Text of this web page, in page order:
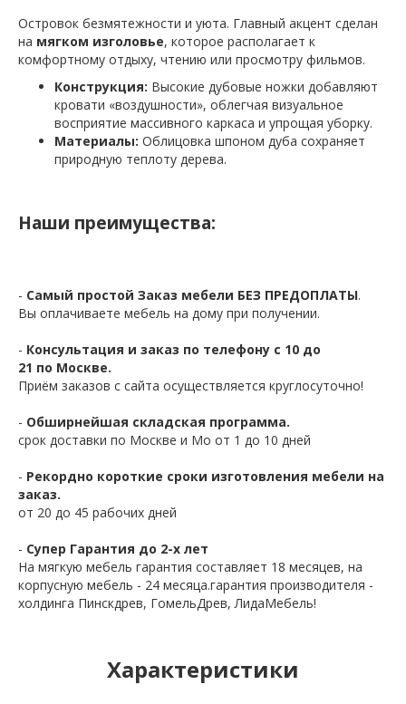
Островок безмятежности и уюта. Главный акцент сделан
на мягком изголовье, которое располагает к
комфортному отдыху, чтению или просмотру фильмов.
Конструкция: Высокие дубовые ножки добавляют
кровати «воздушности», облегчая визуальное
восприятие массивного каркаса и упрощая уборку.
Материалы: Облицовка шпоном дуба сохраняет
природную теплоту дерева.
Наши преимущества:
- Самый простой Заказ мебели БЕЗ ПРЕДОПЛАТЫ.
Вы оплачиваете мебель на дому при получении.
- Консультация и заказ по телефону с 10 до
21 по Москве.
Приём заказов с сайта осуществляется круглосуточно!
- Обширнейшая складская программа.
срок доставки по Москве и Мо от 1 до 10 дней
- Рекордно короткие сроки изготовления мебели на
заказ.
от 20 до 45 рабочих дней
- Супер Гарантия до 2-х лет
На мягкую мебель гарантия составляет 18 месяцев, на
корпусную мебель - 24 месяца.гарантия производителя -
холдинга Пинскдрев, ГомельДрев, ЛидаМебель!
Характеристики